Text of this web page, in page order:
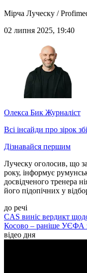
Мірча Луческу /
02 липня 2025, 19:40
Олекса Бик Журналіст
Всі інсайди про зірок
Дізнавайся першим
Луческу оголосив, що
року, інформує
досвідченого тренера
його підопічних у
до речі
CAS виніс вердикт
Косово – раніше УЄФА
відео дня